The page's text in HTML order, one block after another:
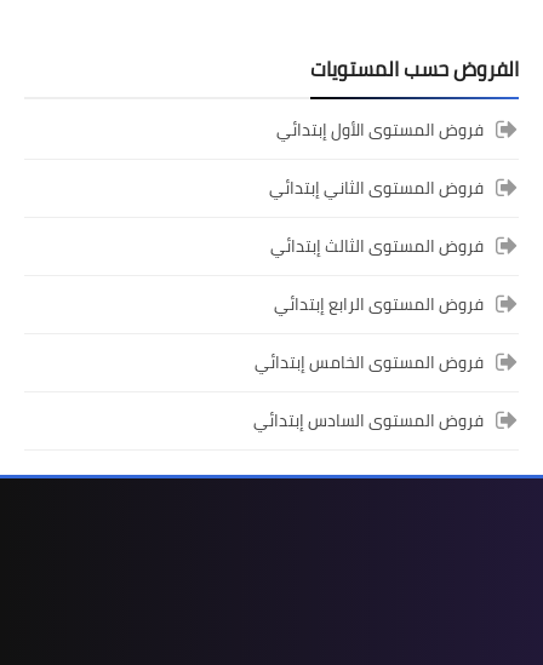
المستوى الخامس ابتدائي
الفروض حسب المستويات
فروض المستوى الأول إبتدائي
فروض المستوى الثاني إبتدائي
فروض المستوى الثالث إبتدائي
فروض المستوى الرابع إبتدائي
فروض المستوى الخامس إبتدائي
فروض المستوى السادس إبتدائي